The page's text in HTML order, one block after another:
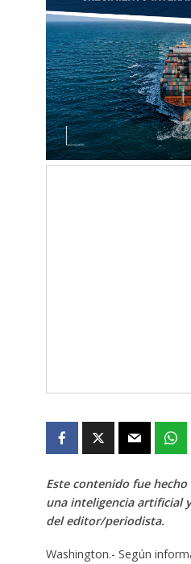
Este contenido fue
una inteligencia artificial
del editor/periodista.
Washington.- Según